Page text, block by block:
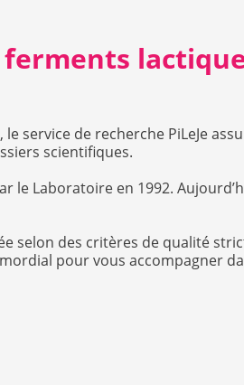
ferments
service de recherche PiLeJe
scientifiques.
le Laboratoire en 1992.
selon des critères de qualité
pour vous accompagner